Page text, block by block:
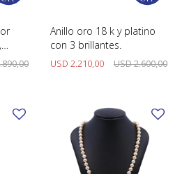
Anillo oro 18 k y platino
con 3 brillantes.
USD 2.210,00 USD2.600,00